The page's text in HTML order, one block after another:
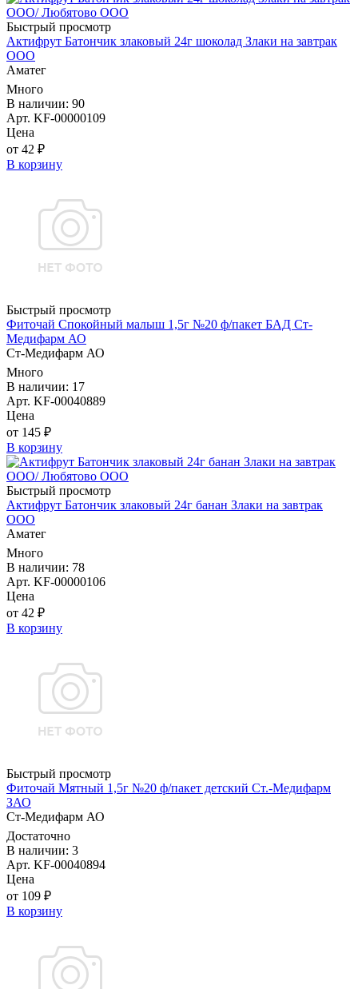
Быстрый просмотр
Актифрут Батончик злаковый 24г шоколад Злаки на завтрак
ООО
Аматег
Много
В наличии: 90
Арт. KF-00000109
Цена
от 42 ₽
В корзину
Быстрый просмотр
Фиточай Спокойный малыш 1,5г №20 ф/пакет БАД Ст-
Медифарм АО
Ст-Медифарм АО
Много
В наличии: 17
Арт. KF-00040889
Цена
от 145 ₽
В корзину
Быстрый просмотр
Актифрут Батончик злаковый 24г банан Злаки на завтрак
ООО
Аматег
Много
В наличии: 78
Арт. KF-00000106
Цена
от 42 ₽
В корзину
Быстрый просмотр
Фиточай Мятный 1,5г №20 ф/пакет детский Ст.-Медифарм
ЗАО
Ст-Медифарм АО
Достаточно
В наличии: 3
Арт. KF-00040894
Цена
от 109 ₽
В корзину